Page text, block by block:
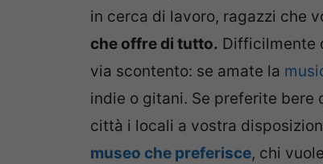
in cerca di lavoro, ragazzi che
che offre di tutto. Difficilmente
via scontento: se amate la
indie o gitani. Se preferite bere
città i locali a vostra
museo che preferisce, chi